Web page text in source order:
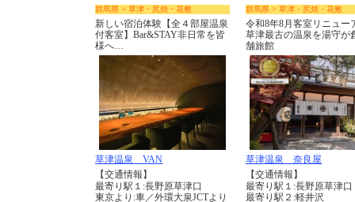
群馬県 > 草津・尻焼・花敷
新しい宿泊体験【全４部屋温泉
付客室】Bar&STAY非日常を皆
様へ…
草津温泉 VAN
【交通情報】
最寄り駅１:長野原草津口
東京より:車／外環大泉JCTより
群馬県 > 草津・尻焼・花敷
令和8年8月客室リニュ
草津最古の温泉を湯守が
舗旅館
草津温泉 奈良屋
【交通情報】
最寄り駅１:長野原草津口
最寄り駅２:軽井沢